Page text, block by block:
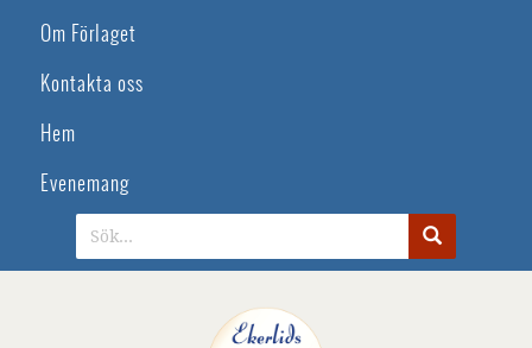
Om Förlaget
Kontakta oss
Hem
Evenemang